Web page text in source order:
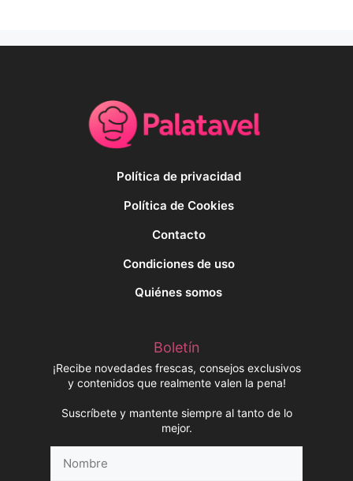
Política de privacidad
Política de Cookies
Contacto
Condiciones de uso
Quiénes somos
Boletín
¡Recibe novedades frescas, consejos exclusivos
y contenidos que realmente valen la pena!
Suscríbete y mantente siempre al tanto de lo
mejor.